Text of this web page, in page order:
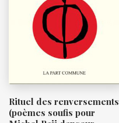
Rituel des renversements
(poèmes soufis pour